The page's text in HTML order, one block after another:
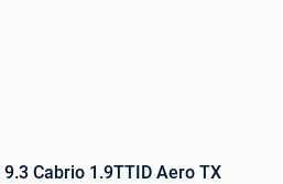
9.3 Cabrio 1.9TTID Aero TX